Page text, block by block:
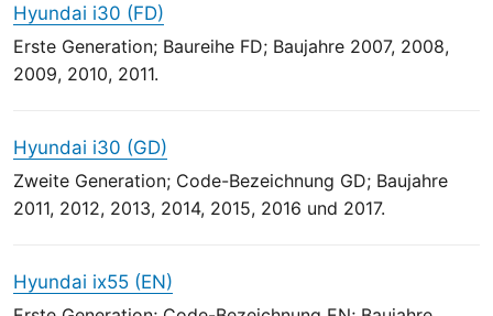
Hyundai i30 (FD)
Erste Generation; Baureihe FD; Baujahre 2007, 2008,
2009, 2010, 2011.
Hyundai i30 (GD)
Zweite Generation; Code-Bezeichnung GD; Baujahre
2011, 2012, 2013, 2014, 2015, 2016 und 2017.
Hyundai ix55 (EN)